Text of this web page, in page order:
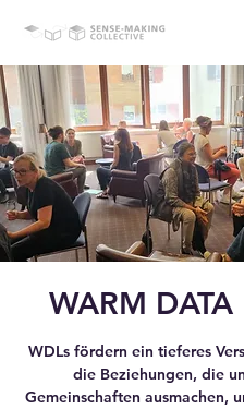
WARM DATA
WDLs fördern ein tieferes
die Beziehungen, die
Gemeinschaften ausmachen,